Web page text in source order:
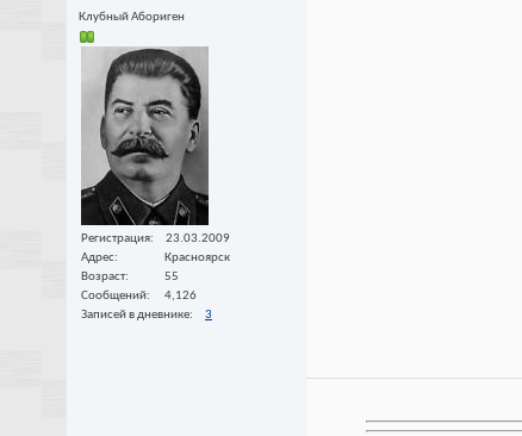
Клубный Абориген
Регистрация
23.03.2009
Адрес
Красноярск
Возраст
55
Сообщений
4,126
Записей в дневнике
3